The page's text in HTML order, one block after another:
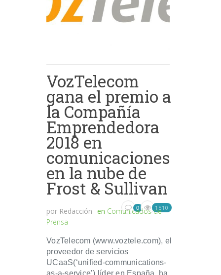
VozTelecom
gana el premio a
la Compañía
Emprendedora
2018 en
comunicaciones
en la nube de
Frost & Sullivan
por Redacción en Comunicados de
Prensa
0 1510
VozTelecom (www.voztele.com), el
proveedor de servicios
UCaaS(‘unified-communications-
as-a-service’) líder en España, ha